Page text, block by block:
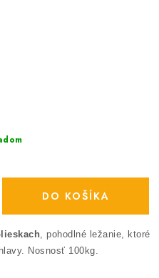
DO KOŠÍKA
, pohodlné ležanie, ktoré
Nosnosť 100kg.